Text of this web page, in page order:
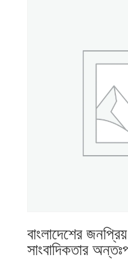
বাংলাদেশের
সাংবাদিকতার